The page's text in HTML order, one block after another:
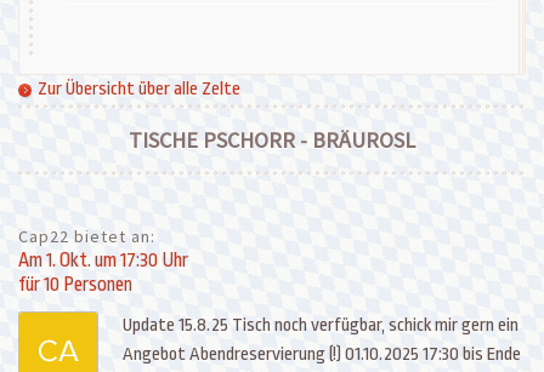
Zur Übersicht über alle Zelte
TISCHE PSCHORR - BRÄUROSL
Cap22 bietet an:
Am 1. Okt. um 17:30 Uhr
für 10 Personen
Update 15.8.25 Tisch noch verfügbar, schick mir gern ein
Angebot Abendreservierung (!) 01.10.2025 17:30 bis Ende